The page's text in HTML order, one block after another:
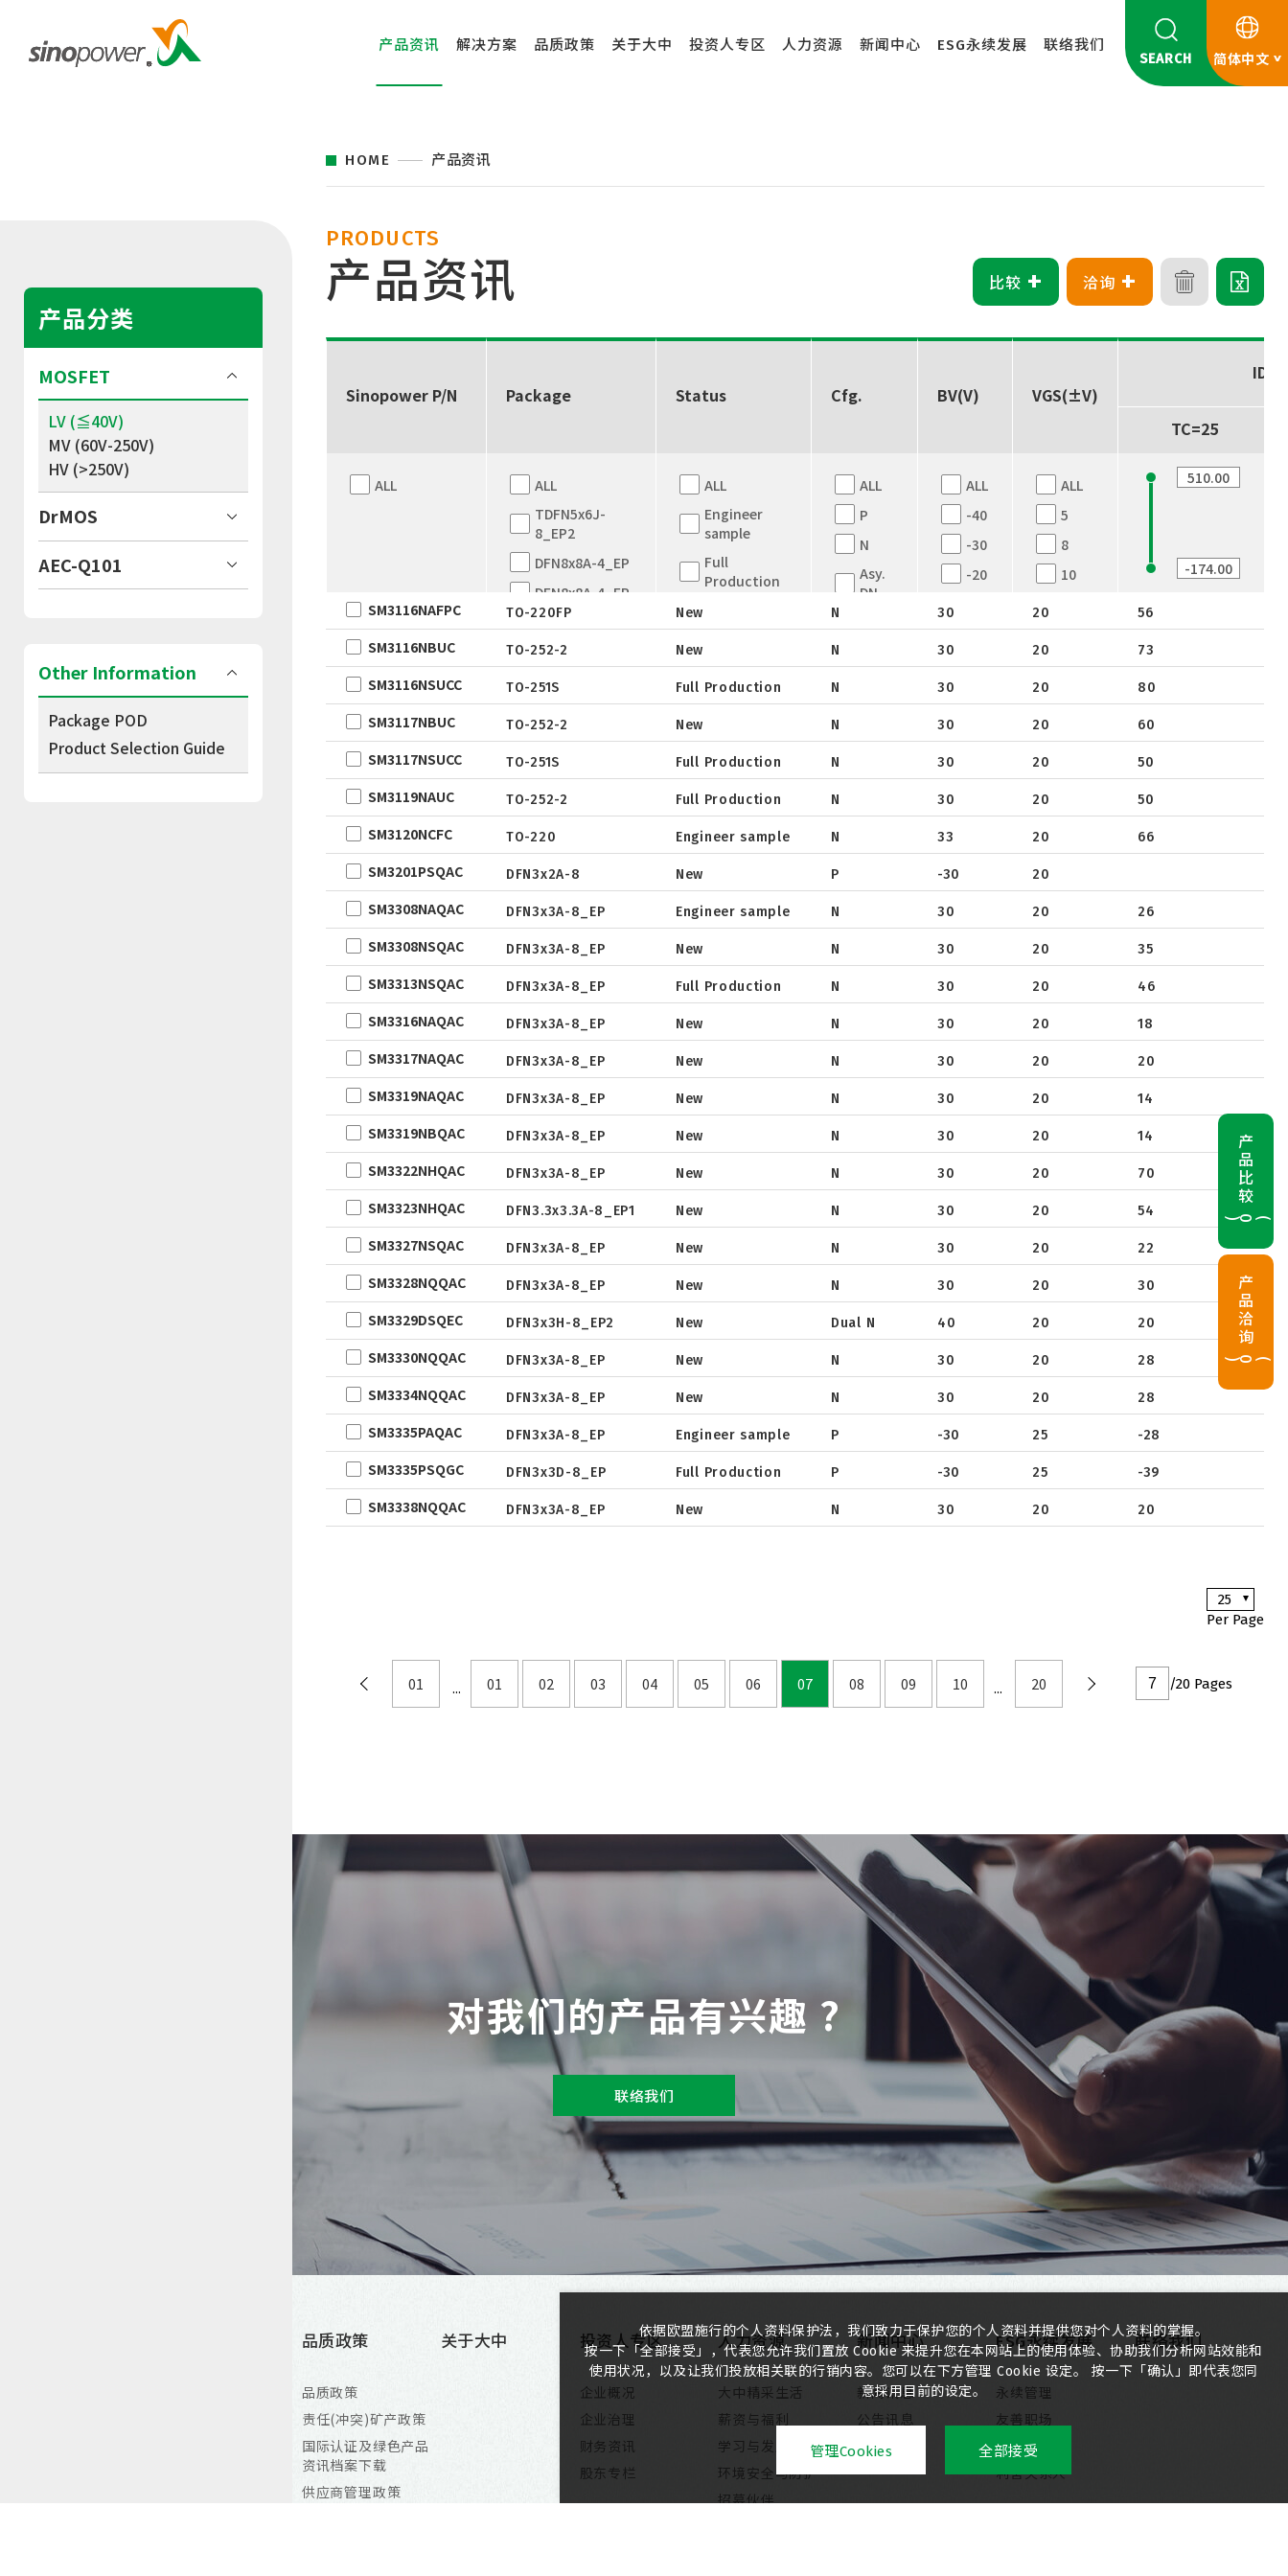
产品资讯 解决方案 品质政策 关于大中 投资人专区 人力资源 新闻中心 ESG永续发展 联络我们
SEARCH 简体中文
产品分类
MOSFET
LV (≦40V)
MV (60V-250V)
HV (>250V)
DrMOS
AEC-Q101
Other Information
Package POD
Product Selection Guide
HOME 产品资讯
PRODUCTS
产品资讯 比较 + 洽询 +
Sinopower P/N Package Status Cfg. BV(V) VGS(±V)
TC=25
ALL
ALL
TDFN5x6J-
8_EP2
DFN8x8A-4_EP
DFN8x8A-4_EP
TDFN5x6
QFN5X5A-31L
WLCSP
EWLCSP-A
DFN0.6x1.0-
3_EP
TSOT-23-6
LFPAK
SC-70
SOP
SOT
TO
TSSOP
DFN2x2
DFN3.3x3.3
DFN2x5
DFN2x3
DFN3x2
ALL
Engineer
sample
Full
Production
Not for New
Design
ALL
P
N
Asy.
DN
Dual-
Dual
P
ALL
-40
-30
-20
-8
12
24
25
650
ALL
5
8
10
16
20
SM3116NAFPC
Datasheet
Package
Tube
TO-220FP New N 30 20 56
SM3116NBUC
Datasheet
Package
Tape & Reel
TO-252-2 New N 30 20 73
SM3116NSUCC
Datasheet
Package
Tube
TO-251S Full Production N 30 20 80
SM3117NBUC
Datasheet
Package
Tape & Reel
TO-252-2 New N 30 20 60
SM3117NSUCC
Datasheet
Package
Tube
TO-251S Full Production N 30 20 50
SM3119NAUC
Datasheet
Package
Tape & Reel
TO-252-2 Full Production N 30 20 50
SM3120NCFC
Datasheet
Package
Tube
TO-220 Engineer sample N 33 20 66
SM3201PSQAC
Datasheet
Package
Tape & Reel
DFN3x2A-8 New P -30 20
SM3308NAQAC
Datasheet
Package
Tape & Reel
DFN3x3A-8_EP Engineer sample N 30 20 26
SM3308NSQAC
Datasheet
Package
Tape & Reel
DFN3x3A-8_EP New N 30 20 35
SM3313NSQAC
Datasheet
Package
Tape & Reel
DFN3x3A-8_EP Full Production N 30 20 46
SM3316NAQAC
Datasheet
Package
Tape & Reel
DFN3x3A-8_EP New N 30 20 18
SM3317NAQAC
Datasheet
Package
Tape & Reel
DFN3x3A-8_EP New N 30 20 20
SM3319NAQAC
Datasheet
Package
Tape & Reel
DFN3x3A-8_EP New N 30 20 14
SM3319NBQAC
Datasheet
Package
Tape & Reel
DFN3x3A-8_EP New N 30 20 14
SM3322NHQAC
Datasheet
Package
Tape & Reel
DFN3x3A-8_EP New N 30 20 70
SM3323NHQAC
Datasheet
Package
Tape & Reel
DFN3.3x3.3A-8_EP1 New N 30 20 54
SM3327NSQAC
Datasheet
Package
Tape & Reel
DFN3x3A-8_EP New N 30 20 22
SM3328NQQAC
Datasheet
Package
Tape & Reel
DFN3x3A-8_EP New N 30 20 30
SM3329DSQEC
Datasheet
Package
Tape & Reel
DFN3x3H-8_EP2 New Dual N 40 20 20
SM3330NQQAC
Datasheet
Package
Tape & Reel
DFN3x3A-8_EP New N 30 20 28
SM3334NQQAC
Datasheet
Package
Tape & Reel
DFN3x3A-8_EP New N 30 20 28
SM3335PAQAC
Datasheet
Package
Tape & Reel
DFN3x3A-8_EP Engineer sample P -30 25 -28
SM3335PSQGC
Datasheet
Package
Tape & Reel
DFN3x3D-8_EP Full Production P -30 25 -39
SM3338NQQAC
Datasheet
Package
Tape & Reel
DFN3x3A-8_EP New N 30 20 20
25
Per Page
01 01 02 03 04 05 06 07 08 09 10 20 /20 Pages
产品比较
(0)
产品洽询
(0)
对我们的产品有兴趣 ?
联络我们
品质政策
品质政策
责任(冲突)矿产政策
国际认证及绿色产品
资讯档案下载
供应商管理政策
关于大中 投资人专区
企业概况
企业治理
财务资讯
股东专栏
人力资源
大中精采生活
薪资与福利
学习与发展
环境安全与防护
招募伙伴
新闻中心
新闻讯息
公告讯息
ESG永续发展
永续管理
友善职场
社会参与
利害关系人
联络我们
依据欧盟施行的个人资料保护法，我们致力于保护您的个人资料并提供您对个人资料的掌握。
按一下「全部接受」，代表您允许我们置放 Cookie 来提升您在本网站上的使用体验、协助我们分析网站效能和
使用状况，以及让我们投放相关联的行销内容。您可以在下方管理 Cookie 设定。 按一下「确认」即代表您同
意採用目前的设定。
管理Cookies 全部接受